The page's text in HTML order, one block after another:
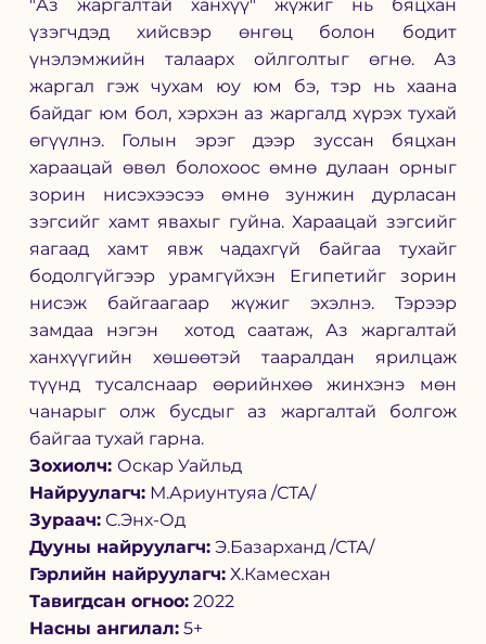
"Аз жаргалтай ханхүү" жүжиг нь бяцхан
үзэгчдэд хийсвэр өнгөц болон бодит
үнэлэмжийн талаарх ойлголтыг өгнө. Аз
жаргал гэж чухам юу юм бэ, тэр нь хаана
байдаг юм бол, хэрхэн аз жаргалд хүрэх тухай
өгүүлнэ. Голын эрэг дээр зуссан бяцхан
хараацай өвөл болохоос өмнө дулаан орныг
зорин нисэхээсээ өмнө зунжин дурласан
зэгсийг хамт явахыг гуйна. Хараацай зэгсийг
яагаад хамт явж чадахгүй байгаа тухайг
бодолгүйгээр урамгүйхэн Египетийг зорин
нисэж байгаагаар жүжиг эхэлнэ. Тэрээр
замдаа нэгэн  хотод саатаж, Аз жаргалтай
ханхүүгийн хөшөөтэй тааралдан ярилцаж
түүнд тусалснаар өөрийнхөө жинхэнэ мөн
чанарыг олж бусдыг аз жаргалтай болгож
байгаа тухай гарна.
Зохиолч: Оскар Уайльд
Найруулагч: М.Ариунтуяа /СТА/
Зураач: С.Энх-Од
Дууны найруулагч: Э.Базарханд /СТА/
Гэрлийн найруулагч: Х.Камесхан
Тавигдсан огноо: 2022
Насны ангилал: 5+